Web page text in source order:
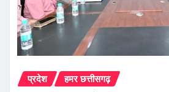
प्रदेश हमर छत्तीसगढ़